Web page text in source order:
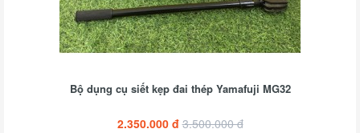
Bộ dụng cụ siết kẹp đai th​ép Yamafuji MG32
2.350.000 đ 3.500.000 đ